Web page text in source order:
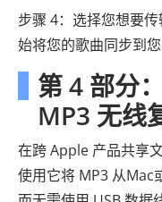
步骤 4：选择您想要
始将您的歌曲同步到您
第 4 部分
MP3 无线
在跨 Apple 产品共享
使用它将 MP3 从Mac